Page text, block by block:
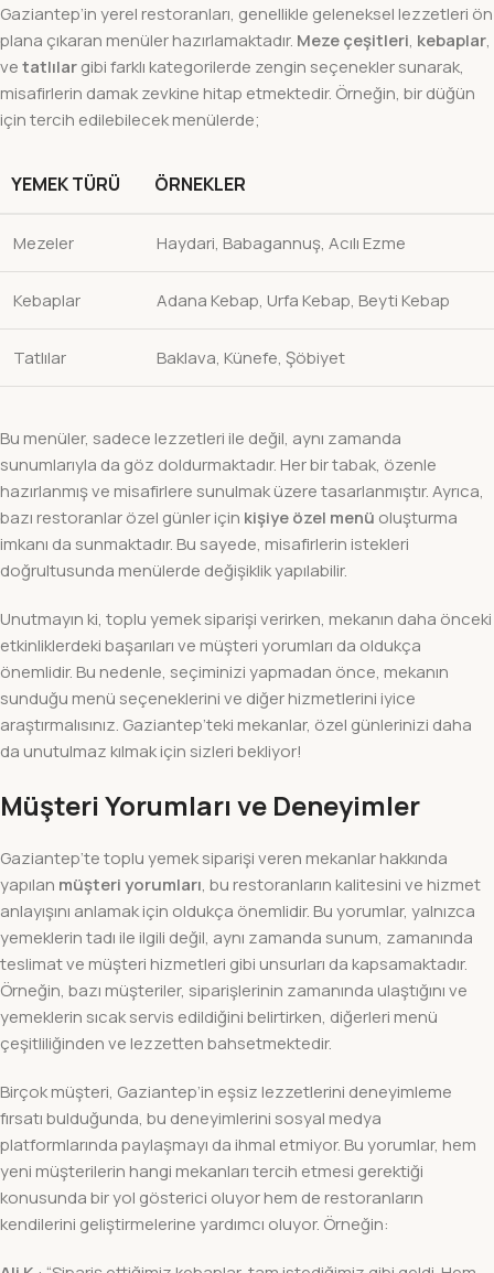
Gaziantep’in yerel restoranları, genellikle geleneksel lezzetleri ön
plana çıkaran menüler hazırlamaktadır. Meze çeşitleri, kebaplar,
vetatlılargibi farklı kategorilerde zengin seçenekler sunarak,
misafirlerin damak zevkine hitap etmektedir. Örneğin, bir düğün
için tercih edilebilecek menülerde;
YEMEK TÜRÜ ÖRNEKLER
Mezeler Haydari, Babagannuş, Acılı Ezme
Kebaplar Adana Kebap, Urfa Kebap, Beyti Kebap
Tatlılar Baklava, Künefe, Şöbiyet
Bu menüler, sadece lezzetleri ile değil, aynı zamanda
sunumlarıyla da göz doldurmaktadır. Her bir tabak, özenle
hazırlanmış ve misafirlere sunulmak üzere tasarlanmıştır. Ayrıca,
bazı restoranlar özel günler için kişiye özel menü oluşturma
imkanı da sunmaktadır. Bu sayede, misafirlerin istekleri
doğrultusunda menülerde değişiklik yapılabilir.
Unutmayın ki, toplu yemek siparişi verirken, mekanın daha önceki
etkinliklerdeki başarıları ve müşteri yorumları da oldukça
önemlidir. Bu nedenle, seçiminizi yapmadan önce, mekanın
sunduğu menü seçeneklerini ve diğer hizmetlerini iyice
araştırmalısınız. Gaziantep’teki mekanlar, özel günlerinizi daha
da unutulmaz kılmak için sizleri bekliyor!
Müşteri Yorumları ve Deneyimler
Gaziantep’te toplu yemek siparişi veren mekanlar hakkında
yapılan müşteri yorumları, bu restoranların kalitesini ve hizmet
anlayışını anlamak için oldukça önemlidir. Bu yorumlar, yalnızca
yemeklerin tadı ile ilgili değil, aynı zamanda sunum, zamanında
teslimat ve müşteri hizmetleri gibi unsurları da kapsamaktadır.
Örneğin, bazı müşteriler, siparişlerinin zamanında ulaştığını ve
yemeklerin sıcak servis edildiğini belirtirken, diğerleri menü
çeşitliliğinden ve lezzetten bahsetmektedir.
Birçok müşteri, Gaziantep’in eşsiz lezzetlerini deneyimleme
fırsatı bulduğunda, bu deneyimlerini sosyal medya
platformlarında paylaşmayı da ihmal etmiyor. Bu yorumlar, hem
yeni müşterilerin hangi mekanları tercih etmesi gerektiği
konusunda bir yol gösterici oluyor hem de restoranların
kendilerini geliştirmelerine yardımcı oluyor. Örneğin: